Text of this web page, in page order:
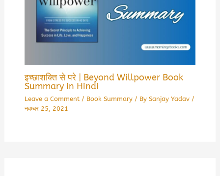
इच्छाशक्ति से परे | Beyond Willpower Book
Summary in Hindi
Leave a Comment / Book Summary/ By Sanjay Yadav /
नवम्बर 25, 2021